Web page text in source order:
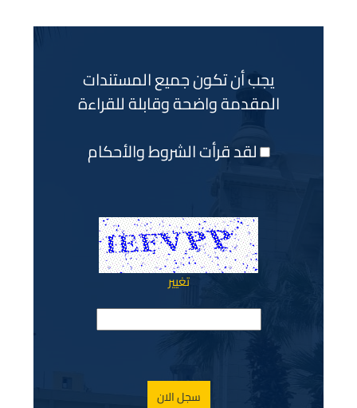
يجب أن تكون جميع المستندات
المقدمة واضحة وقابلة للقراءة
لقد قرأت الشروط والأحكام
تغيير
سجل الان